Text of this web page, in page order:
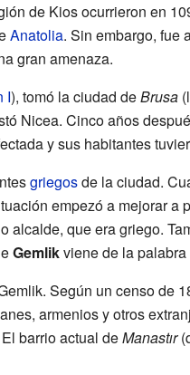
de Kios ocurrieron en
Anatolia. Sin embargo, fue
gran amenaza.
I), tomó la ciudad deBrusa
Nicea. Cinco años
y sus habitantes
griegosde la ciudad.
empezó a mejorar a
alcalde, que era griego.
Gemlikviene de la palabra
Según un censo de
armenios y otros
barrio actual deManastır